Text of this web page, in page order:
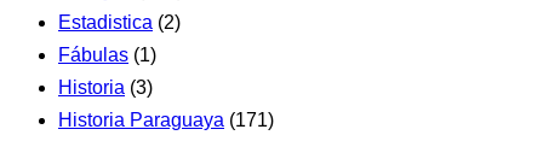
Estadistica (2)
Fábulas (1)
Historia (3)
Historia Paraguaya (171)